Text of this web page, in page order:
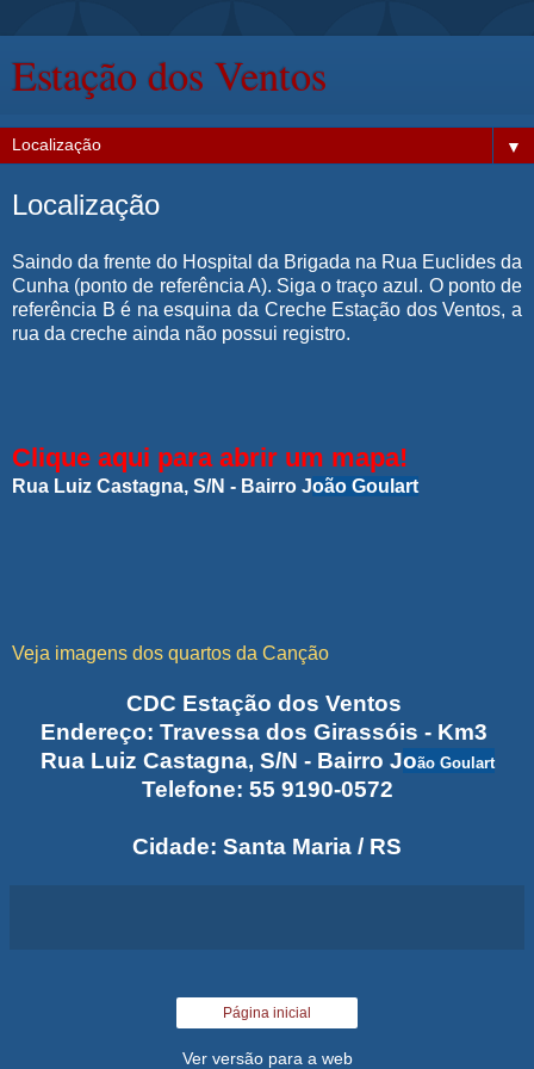
Estação dos Ventos
▼
Localização
Saindo da frente do Hospital da Brigada na Rua Euclides da
Cunha (ponto de referência A). Siga o traço azul. O ponto de
referência B é na esquina da Creche Estação dos Ventos, a
rua da creche ainda não possui registro.
Clique aqui para abrir um mapa!
Rua Luiz Castagna, S/N - Bairro João Goulart
Veja imagens dos quartos da Canção
CDC Estação dos Ventos
Endereço: Travessa dos Girassóis - Km3
Rua Luiz Castagna, S/N - Bairro João Goulart
Telefone: 55 9190-0572
Cidade: Santa Maria / RS
Página inicial
Ver versão para a web